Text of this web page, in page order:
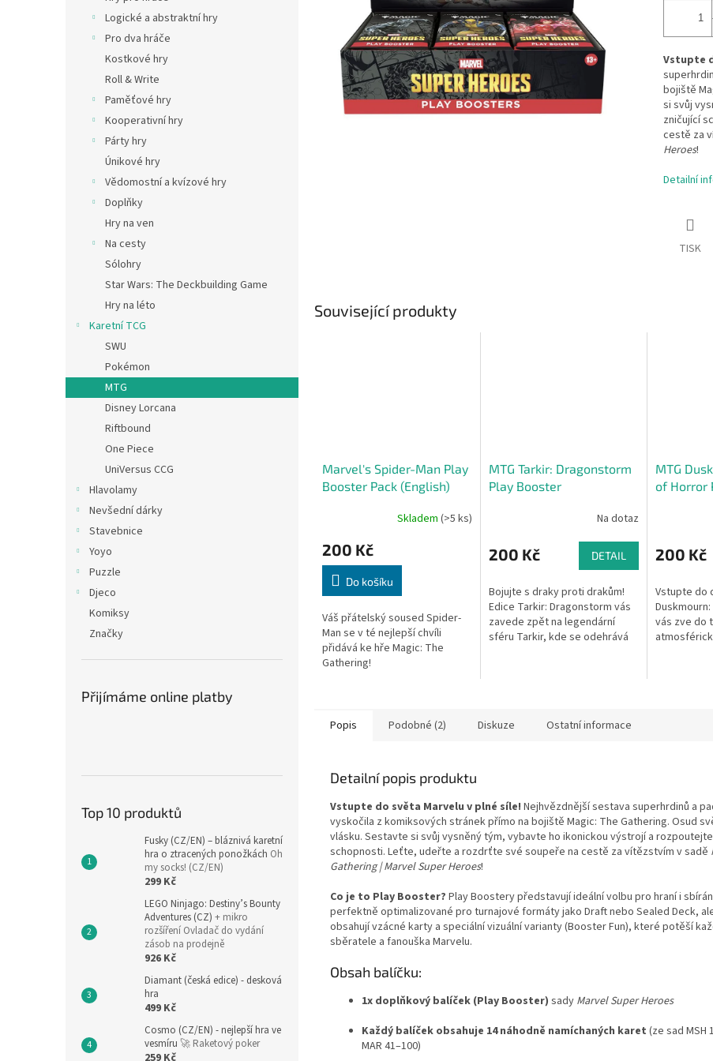
Logické a abstraktní hry
Pro dva hráče
Kostkové hry
Roll & Write
Paměťové hry
Kooperativní hry
Párty hry
Únikové hry
Vědomostní a kvízové hry
Doplňky
Hry na ven
Na cesty
Sólohry
Star Wars: The Deckbuilding Game
Hry na léto
Karetní TCG
SWU
Pokémon
MTG
Disney Lorcana
Riftbound
One Piece
UniVersus CCG
Hlavolamy
Nevšední dárky
Stavebnice
Yoyo
Puzzle
Djeco
Komiksy
Značky
Přijímáme online platby
Top 10 produktů
Fusky (CZ/EN) – bláznivá karetní
hra o ztracených ponožkách Oh
my socks! (CZ/EN)
299 Kč
LEGO Ninjago: Destiny’s Bounty
Adventures (CZ) + mikro
rozšíření Ovladač do vydání
zásob na prodejně
926 Kč
Diamant (česká edice) - desková
hra
499 Kč
Cosmo (CZ/EN) - nejlepší hra ve
vesmíru 🚀 Raketový poker
259 Kč
Vstupte
bojiště
si svůj
zničující
cestě za
Heroes!
Detailní
TISK
Související produkty
Marvel's Spider-Man Play
Booster Pack (English)
Skladem (>5 ks)
200 Kč
Do košíku
Váš přátelský soused Spider-
Man se v té nejlepší chvíli
přidává ke hře Magic: The
Gathering!
MTG Tarkir: Dragonstorm
Play Booster
Na dotaz
200 Kč DETAIL
Bojujte s draky proti drakům!
Edice Tarkir: Dragonstorm vás
zavede zpět na legendární
sféru Tarkir, kde se odehrává
MTG
of Horror
200 Kč
Vstupte do
vás zve do
Popis Podobné (2) Diskuze Ostatní informace
Detailní popis produktu
Vstupte do světa Marvelu v plné síle! Nejhvězdnější sestava superhrdinů a
vyskočila z komiksových stránek přímo na bojiště Magic: The Gathering. Osud
vlásku. Sestavte si svůj vysněný tým, vybavte ho ikonickou výstrojí a
schopnosti. Leťte, udeřte a rozdrťte své soupeře na cestě za vítězstvím v sadě
Gathering | Marvel Super Heroes!
Co je to Play Booster? Play Boostery představují ideální volbu pro hraní i
perfektně optimalizované pro turnajové formáty jako Draft nebo Sealed Deck,
obsahují vzácné karty a speciální vizuální varianty (Booster Fun), které potěší
sběratele a fanouška Marvelu.
Obsah balíčku:
1x doplňkový balíček (Play Booster) sady Marvel Super Heroes
Každý balíček obsahuje 14 náhodně namíchaných karet (ze sad MSH
MAR 41–100)